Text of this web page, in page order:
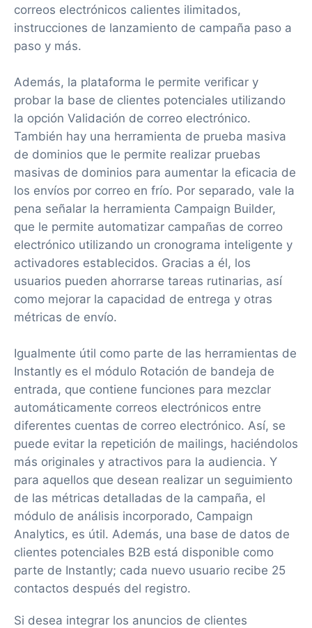
correos electrónicos calientes ilimitados,
instrucciones de lanzamiento de campaña paso a
paso y más.
Además, la plataforma le permite verificar y
probar la base de clientes potenciales utilizando
la opción Validación de correo electrónico.
También hay una herramienta de prueba masiva
de dominios que le permite realizar pruebas
masivas de dominios para aumentar la eficacia de
los envíos por correo en frío. Por separado, vale la
pena señalar la herramienta Campaign Builder,
que le permite automatizar campañas de correo
electrónico utilizando un cronograma inteligente y
activadores establecidos. Gracias a él, los
usuarios pueden ahorrarse tareas rutinarias, así
como mejorar la capacidad de entrega y otras
métricas de envío.
Igualmente útil como parte de las herramientas de
Instantly es el módulo Rotación de bandeja de
entrada, que contiene funciones para mezclar
automáticamente correos electrónicos entre
diferentes cuentas de correo electrónico. Así, se
puede evitar la repetición de mailings, haciéndolos
más originales y atractivos para la audiencia. Y
para aquellos que desean realizar un seguimiento
de las métricas detalladas de la campaña, el
módulo de análisis incorporado, Campaign
Analytics, es útil. Además, una base de datos de
clientes potenciales B2B está disponible como
parte de Instantly; cada nuevo usuario recibe 25
contactos después del registro.
Si desea integrar los anuncios de clientes